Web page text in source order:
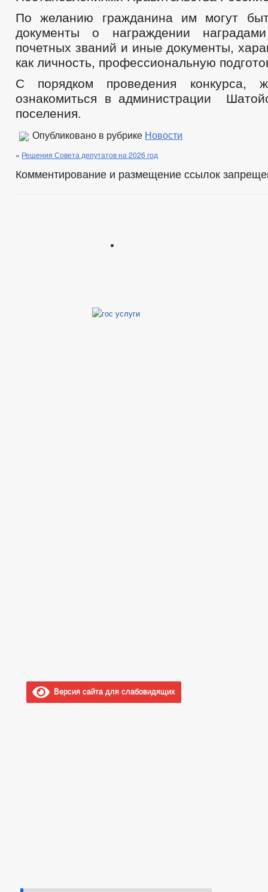
По желанию гражданина им могут
документы о награждении
почетных званий и иные документы,
как личность, профессиональную
С порядком проведения конкурса,
ознакомиться в администрации
поселения.
Опубликовано в рубрике Новости
« Решения Совета депутатов на 2026 год
Комментирование и размещение ссылок
Версия сайта для слабовидящих